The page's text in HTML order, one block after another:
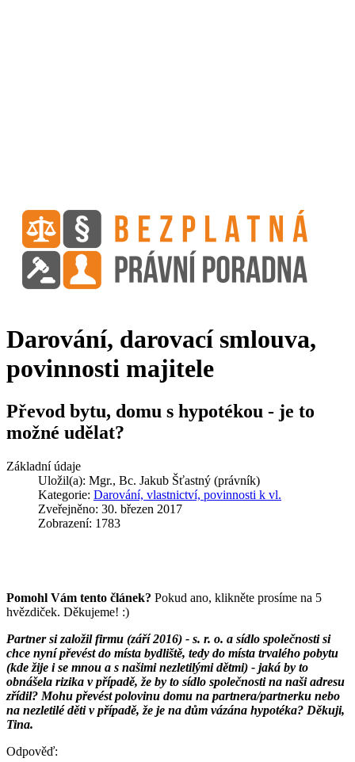
Darování, darovací smlouva,
povinnosti majitele
Převod bytu, domu s hypotékou - je to
možné udělat?
Základní údaje
Uložil(a): Mgr., Bc. Jakub Šťastný (právník)
Kategorie: Darování, vlastnictví, povinnosti k vl.
Zveřejněno: 30. březen 2017
Zobrazení: 1783
Pomohl Vám tento článek? Pokud ano, klikněte prosíme na 5
hvězdiček. Děkujeme! :)
Partner si založil firmu (září 2016) - s. r. o. a sídlo společnosti si
chce nyní převést do místa bydliště, tedy do místa trvalého pobytu
(kde žije i se mnou a s našimi nezletilými dětmi) - jaká by to
obnášela rizika v případě, že by to sídlo společnosti na naši adresu
zřídil? Mohu převést polovinu domu na partnera/partnerku nebo
na nezletilé děti v případě, že je na dům vázána hypotéka? Děkuji,
Tina.
Odpověď: